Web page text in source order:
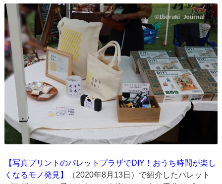
【写真プリントのパレットプラザでDIY！おうち時間が楽し
くなるモノ発見】
（2020年8月13日）で紹介したパレット